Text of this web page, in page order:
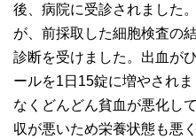
後、病院に受診されました
が、前採取した細胞検査の
診断を受けました。出血が
ールを1日15錠に増やされ
なくどんどん貧血が悪化し
収が悪いため栄養状態も悪